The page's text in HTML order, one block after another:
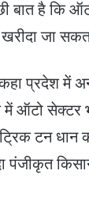
बात है कि
जा
प्रदेश में
में ऑटो सेक्टर
टन धान
पंजीकृत